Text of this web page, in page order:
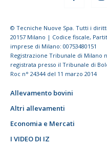
© Tecniche Nuove Spa. Tutti i
20157 Milano | Codice fiscale,
imprese di Milano: 00753480151
Registrazione Tribunale di Milano
registrata presso il Tribunale di
Roc n° 24344 del 11 marzo 2014
Allevamento bovini
Altri allevamenti
Economia e Mercati
I VIDEO DI IZ